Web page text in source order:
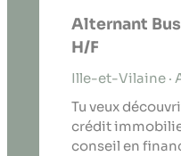
Alternant
H/F
Ille-et-Vilaine ·
Tu veux
crédit
conseil en